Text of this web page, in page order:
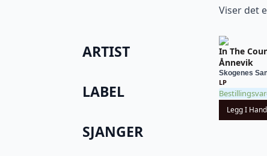
ARTIST
LABEL
SJANGER
Viser det
In The
Ånnevik
Skogenes
LP
Legg I